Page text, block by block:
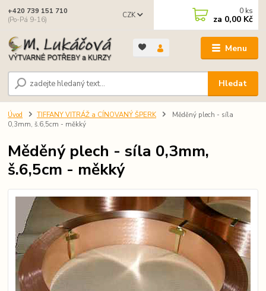
Menu
CZK
Hledat
+420 739 151 710
(Po-Pá 9-16)
0 ks
za 0,00 Kč
Úvod TIFFANY VITRÁŽ a CÍNOVANÝ ŠPERK
Měděný plech - síla
0,3mm, š.6,5cm - měkký
Měděný plech - síla 0,3mm,
š.6,5cm - měkký